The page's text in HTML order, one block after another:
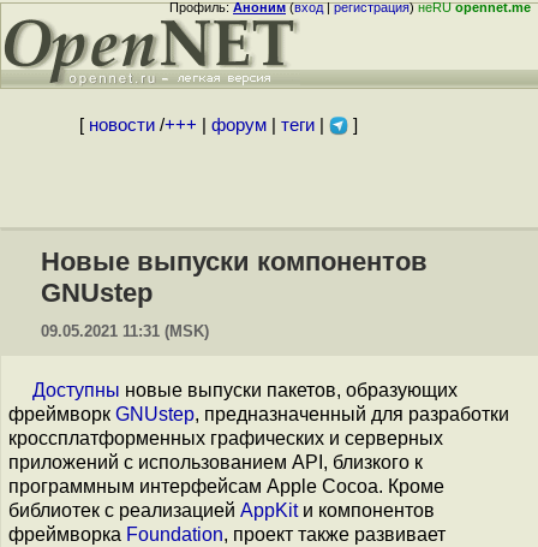
Профиль:Аноним(вход|регистрация)неRUopennet.me
[ новости/+++ форум| теги| ]
Новые выпуски компонентов
GNUstep
09.05.2021 11:31 (MSK)
Доступны новые выпуски пакетов, образующих
фреймворк GNUstep, предназначенный для разработки
кроссплатформенных графических и серверных
приложений с использованием API, близкого к
программным интерфейсам Apple Cocoa. Кроме
библиотек с реализацией AppKitи компонентов
фреймворка Foundation, проект также развивает